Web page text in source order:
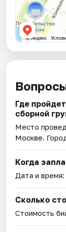
Где
сборной
Место
Москве.
Когда
Дата и
Сколько
Стоимость